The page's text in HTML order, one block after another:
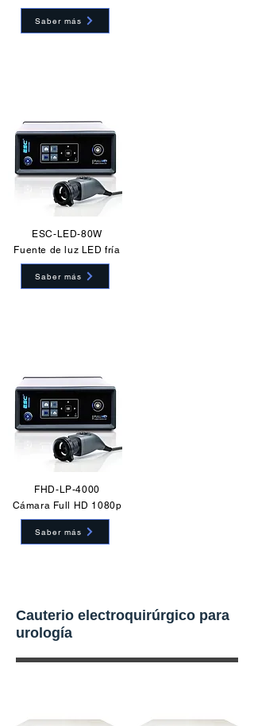
Saber más
ESC-LED-80W
Fuente de luz LED fría
Saber más
FHD-LP-4000
Cámara Full HD 1080p
Saber más
Cauterio electroquirúrgico para
urología